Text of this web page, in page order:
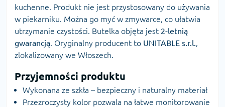
kuchenne. Produkt nie jest przystosowany do używania
w piekarniku. Można go myć w zmywarce, co ułatwia
utrzymanie czystości. Butelka objęta jest 2-letnią
gwarancją. Oryginalny producent to UNITABLE s.r.l.,
zlokalizowany we Włoszech.
Przyjemności produktu
Wykonana ze szkła – bezpieczny i naturalny materiał
Przezroczysty kolor pozwala na łatwe monitorowanie